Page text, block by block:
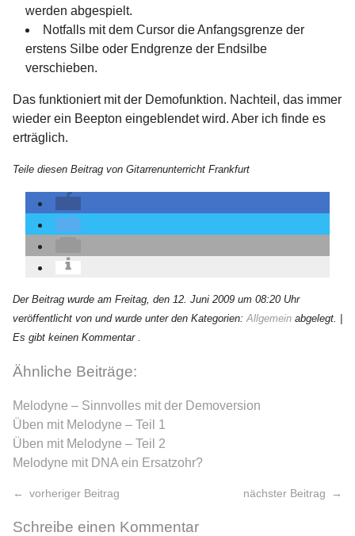
werden abgespielt.
Notfalls mit dem Cursor die Anfangsgrenze der
erstens Silbe oder Endgrenze der Endsilbe
verschieben.
Das funktioniert mit der Demofunktion. Nachteil, das immer
wieder ein Beepton eingeblendet wird. Aber ich finde es
erträglich.
Teile diesen Beitrag von Gitarrenunterricht Frankfurt
Der Beitrag wurde am Freitag, den 12. Juni 2009 um 08:20 Uhr
veröffentlicht von und wurde unter den Kategorien:Allgemein abgelegt.
Es gibt keinen Kommentar .
Ähnliche Beiträge:
Melodyne – Sinnvolles mit der Demoversion
Üben mit Melodyne – Teil 1
Üben mit Melodyne – Teil 2
Melodyne mit DNA ein Ersatzohr?
vorheriger Beitrag nächster Beitrag
Schreibe einen Kommentar